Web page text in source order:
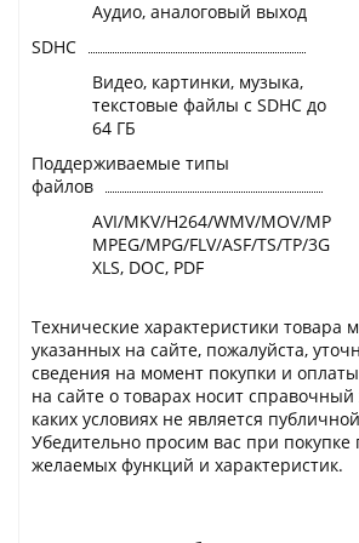
Аудио, аналоговый выход
SDHC
Видео, картинки, музыка,
текстовые файлы с SDHC до
64 ГБ
Поддерживаемые типы
файлов
AVI/MKV/H264/WMV/MOV/MP4/
MPEG/MPG/FLV/ASF/TS/TP/3GP/
XLS, DOC, PDF
Технические характеристики товара
указанных на сайте, пожалуйста,
сведения на момент покупки и
на сайте о товарах носит
каких условиях не является
Убедительно просим вас при
желаемых функций и характеристик.